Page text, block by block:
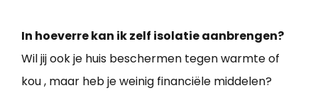
In hoeverre kan ik zelf isolatie aanbrengen?
Wil jij ook je huis beschermen tegen warmte of
kou , maar heb je weinig financiële middelen?